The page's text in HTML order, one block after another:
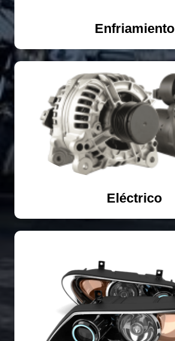
Enfriamiento
Eléctrico